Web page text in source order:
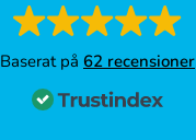
Baserat på 62 recensioner